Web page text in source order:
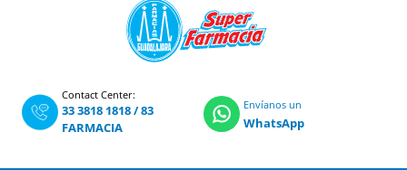
Contact Center:
33 3818 1818/83
FARMACIA
Envíanos un
WhatsApp